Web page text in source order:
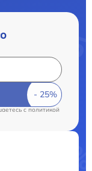
cполитикой